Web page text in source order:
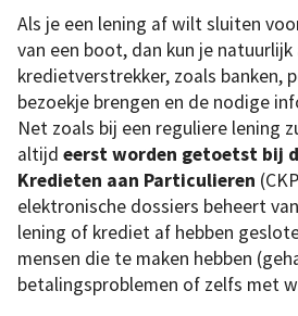
Als je een lening af wilt sluiten
van een boot, dan kun je natuurlijk
kredietverstrekker, zoals banken,
bezoekje brengen en de nodige
Net zoals bij een reguliere lening
altijd eerst worden getoetst bij
Kredieten aan Particulieren
elektronische dossiers beheert
lening of krediet af hebben
mensen die te maken hebben
betalingsproblemen of zelfs met